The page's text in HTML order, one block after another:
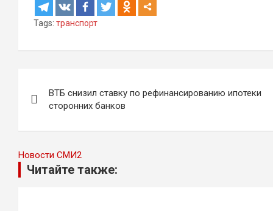
Tags: транспорт
по
записям
ВТБ снизил ставку по рефинансированию ипотеки
сторонних банков
Новости СМИ2
Читайте также: